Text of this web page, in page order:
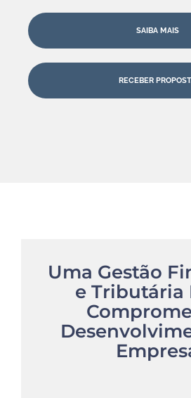
SAIBA MAIS
RECEBER
Uma Gestão
e Tributária